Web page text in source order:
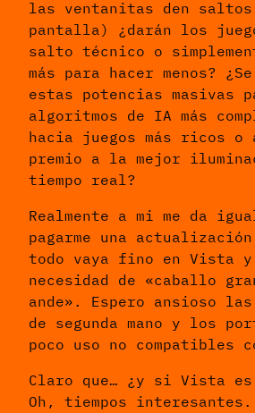
las ventanitas den
pantalla) ¿darán los
salto técnico o
más para hacer menos?
estas potencias masivas
algoritmos de IA más
hacia juegos más ricos o
premio a la mejor
tiempo real?
Realmente a mi me da
pagarme una
todo vaya fino en Vista y
necesidad de «caballo
ande». Espero ansioso las
de segunda mano y los
poco uso no compatibles
Claro que… ¿y si Vista es
Oh, tiempos interesantes.